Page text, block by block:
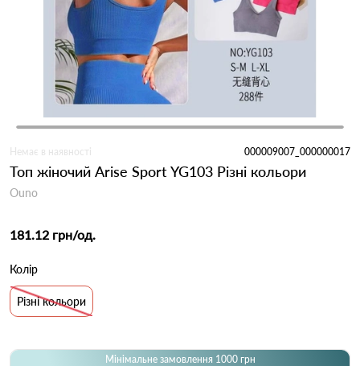
Немає в наявності 000009007_000000017
Топ жіночий Arise Sport YG103 Різні кольори
Ouno
181.12 грн/од.
Колір
Різні кольори
Мінімальне замовлення 1000 грн